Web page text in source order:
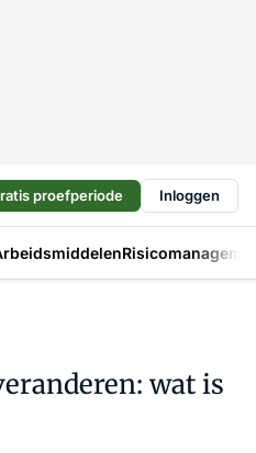
proefperiode Inloggen
wat is